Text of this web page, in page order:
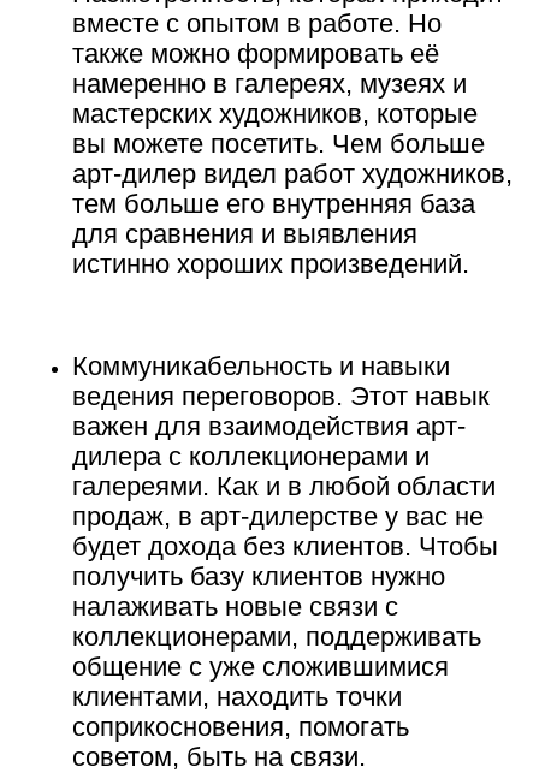
вместе с опытом в работе. Но
также можно формировать её
намеренно в галереях, музеях и
мастерских художников, которые
вы можете посетить. Чем больше
арт-дилер видел работ художников,
тем больше его внутренняя база
для сравнения и выявления
истинно хороших произведений.
Коммуникабельность и навыки
ведения переговоров. Этот навык
важен для взаимодействия арт-
дилера с коллекционерами и
галереями. Как и в любой области
продаж, в арт-дилерстве у вас не
будет дохода без клиентов. Чтобы
получить базу клиентов нужно
налаживать новые связи с
коллекционерами, поддерживать
общение с уже сложившимися
клиентами, находить точки
соприкосновения, помогать
советом, быть на связи.